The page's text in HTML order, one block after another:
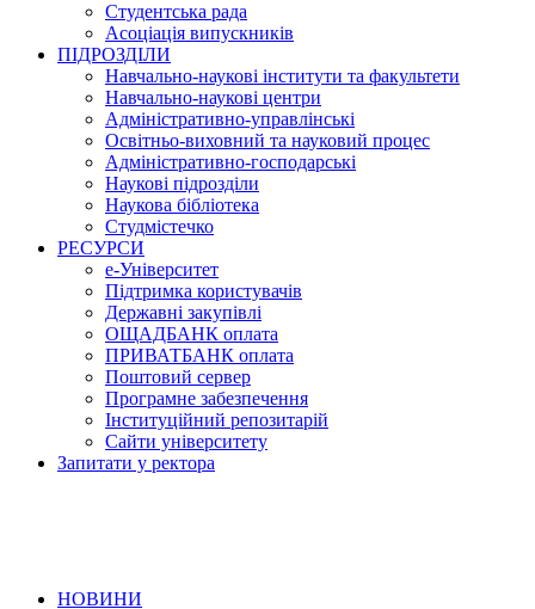
Студентська рада
Асоціація випускників
ПІДРОЗДІЛИ
Навчально-наукові інститути та факультети
Навчально-наукові центри
Адміністративно-управлінські
Освітньо-виховний та науковий процес
Адміністративно-господарські
Наукові підрозділи
Наукова бібліотека
Студмістечко
РЕСУРСИ
е-Університет
Підтримка користувачів
Державні закупівлі
ОЩАДБАНК оплата
ПРИВАТБАНК оплата
Поштовий сервер
Програмне забезпечення
Інституційний репозитарій
Сайти університету
Запитати у ректора
НОВИНИ